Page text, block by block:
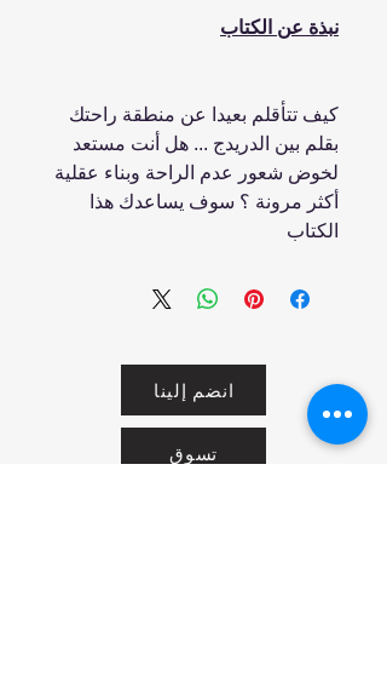
نبذة عن الكتاب
كيف تتأقلم بعيدا عن منطقة راحتك
بقلم بين الدريدج ... هل أنت مستعد
لخوض شعور عدم الراحة وبناء عقلية
أكثر مرونة ؟ سوف يساعدك هذا
الكتاب
انضم إلينا
تسوق